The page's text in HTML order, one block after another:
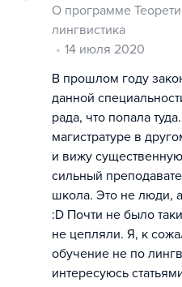
О программе
лингвистика
14 июля 2020
В прошлом году
данной
рада, что попала
магистратуре в
и вижу
сильный
школа. Это не люди,
:D Почти не было
не цепляли. Я, к
обучение не по
интересуюсь